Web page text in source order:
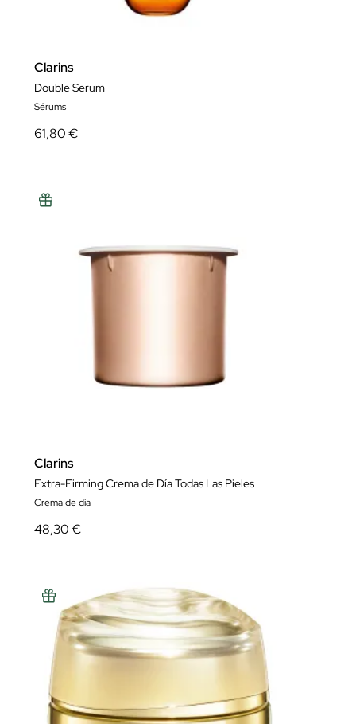
Clarins
Double Serum
Sérums
61,80 €
Clarins
Extra-Firming Crema de Día Todas Las Pieles
Crema de día
48,30 €